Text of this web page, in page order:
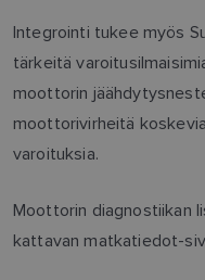
Integrointi tukee myös
tärkeitä
moottorin
moottorivirheitä
varoituksia.
Moottorin diagnostiikan
kattavan matkatiedot-